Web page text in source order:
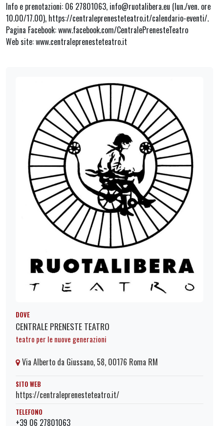
Info e prenotazioni: 06 27801063, info@ruotalibera.eu (lun./ven. ore
10.00/17.00), https://centraleprenesteteatro.it/calendario-eventi/.
Pagina Facebook: www.facebook.com/CentralePrenesteTeatro
Web site: www.centraleprenesteteatro.it
DOVE
CENTRALE PRENESTE TEATRO
teatro per le nuove generazioni
Via Alberto da Giussano, 58, 00176 Roma RM
SITO WEB
https://centraleprenesteteatro.it/
TELEFONO
+39 06 27801063